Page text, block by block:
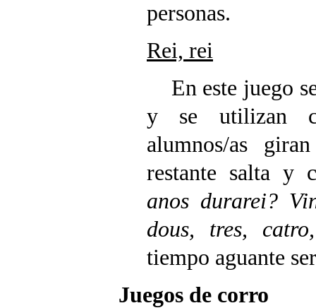
personas.
Rei, rei
En este juego
y se utilizan
alumnos/as
restante salta y
anos durarei?
dous, tres,
tiempo aguante
Juegos de corro